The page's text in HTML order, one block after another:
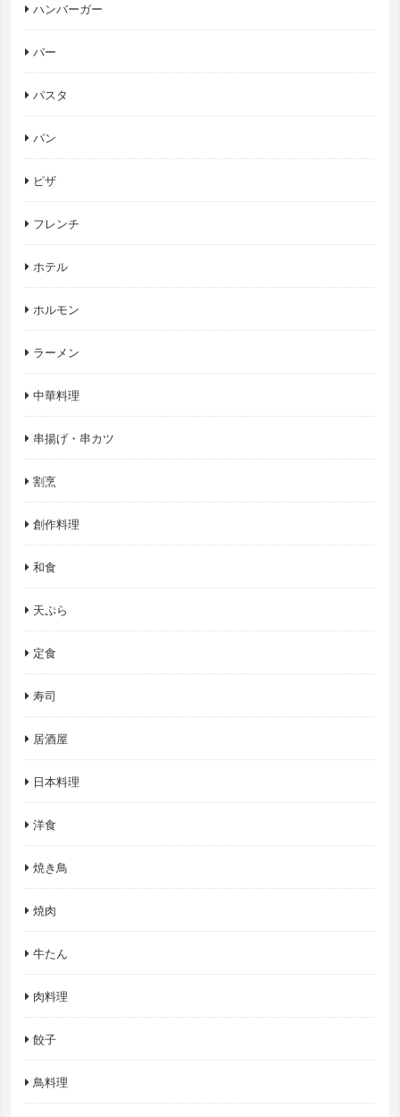
ハンバーガー
バー
パスタ
パン
ピザ
フレンチ
ホテル
ホルモン
ラーメン
中華料理
串揚げ・串カツ
割烹
創作料理
和食
天ぷら
定食
寿司
居酒屋
日本料理
洋食
焼き鳥
焼肉
牛たん
肉料理
餃子
鳥料理